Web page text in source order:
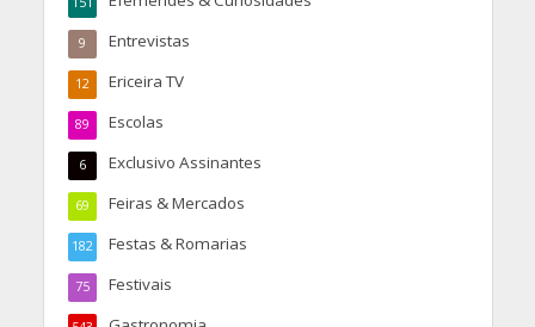
Entrevistas
9
Ericeira TV
12
Escolas
89
Exclusivo Assinantes
6
Feiras & Mercados
69
Festas & Romarias
182
Festivais
75